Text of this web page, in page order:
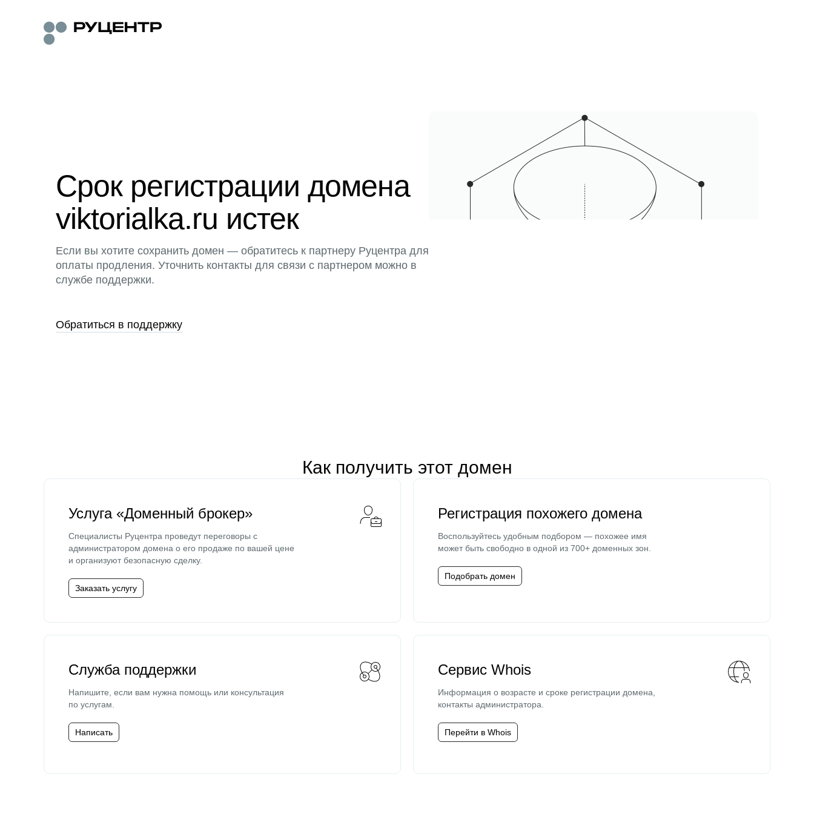
Срок регистрации домена
viktorialka.ru истек
Если вы хотите сохранить домен — обратитесь к партнеру Руцентра для
оплаты продления. Уточнить контакты для связи с партнером можно в
службе поддержки.
Обратиться в поддержку
Как получить этот домен
Услуга «Доменный брокер»
Специалисты Руцентра проведут переговоры с
администратором домена о его продаже по вашей цене
и организуют безопасную сделку.
Заказать услугу
Регистрация похожего домена
Воспользуйтесь удобным подбором — похожее имя
может быть свободно в одной из 700+ доменных зон.
Подобрать домен
Служба поддержки
Напишите, если вам нужна помощь или консультация
по услугам.
Написать
Сервис Whois
Информация о возрасте и сроке регистрации домена,
контакты администратора.
Перейти в Whois